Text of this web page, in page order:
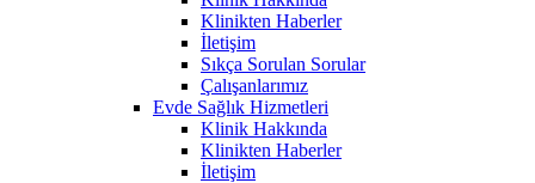
Klinikten Haberler
İletişim
Sıkça Sorulan Sorular
Çalışanlarımız
Evde Sağlık Hizmetleri
Klinik Hakkında
Klinikten Haberler
İletişim